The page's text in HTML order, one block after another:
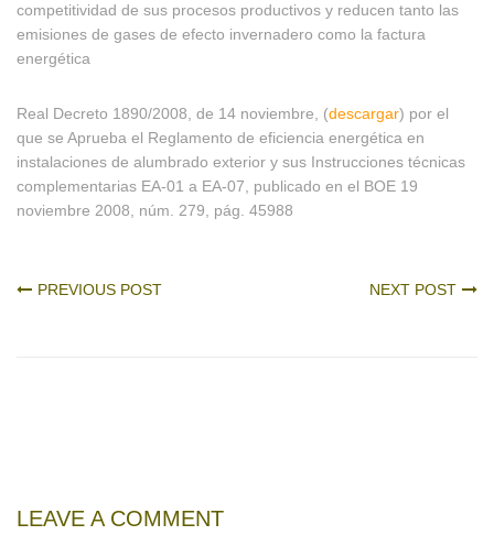
competitividad de sus procesos productivos y reducen tanto las
emisiones de gases de efecto invernadero como la factura
energética
Real Decreto 1890/2008, de 14 noviembre, (descargar) por el
que se Aprueba el Reglamento de eficiencia energética en
instalaciones de alumbrado exterior y sus Instrucciones técnicas
complementarias EA-01 a EA-07, publicado en el BOE 19
noviembre 2008, núm. 279, pág. 45988
PREVIOUS POST NEXT POST
LEAVE A COMMENT